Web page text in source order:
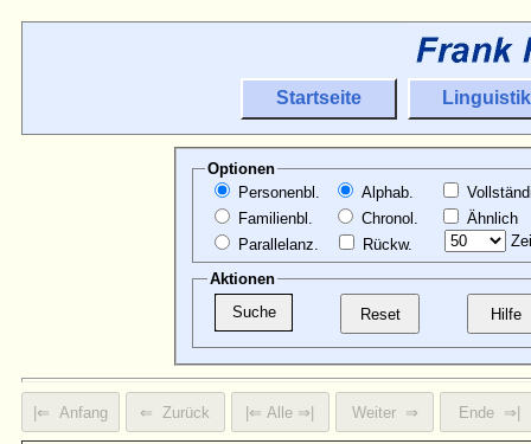
Startseite Linguistik
Optionen
Personenbl.
Familienbl.
Parallelanz.
Alphab.
Chronol.
Rückw.
Ähnlich
Aktionen